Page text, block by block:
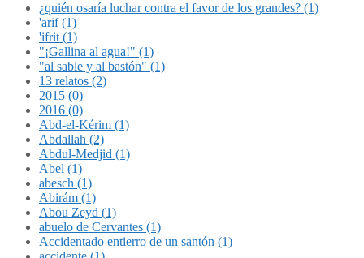
¿quién osaría luchar contra el favor de los grandes? (1)
'arif (1)
'ifrit (1)
"¡Gallina al agua!" (1)
"al sable y al bastón" (1)
13 relatos (2)
2015 (0)
2016 (0)
Abd-el-Kérim (1)
Abdallah (2)
Abdul-Medjid (1)
Abel (1)
abesch (1)
Abirám (1)
Abou Zeyd (1)
abuelo de Cervantes (1)
Accidentado entierro de un santón (1)